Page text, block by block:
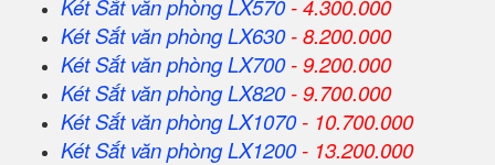
Két Sắtvăn phòngLX570- 4.300.000
Két Sắtvăn phòngLX630- 8.200.000
Két Sắtvăn phòngLX700- 9.200.000
Két Sắtvăn phòngLX820- 9.700.000
Két Sắtvăn phòngLX1070- 10.700.000
Két Sắtvăn phòngLX1200- 13.200.000